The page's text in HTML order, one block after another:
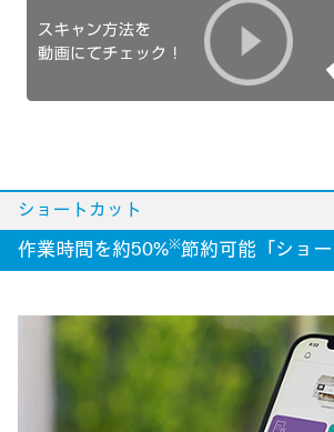
ショートカット
作業時間を約50%※節約可能「ショー